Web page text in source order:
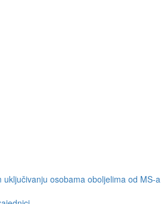
osobama oboljelima od MS-a